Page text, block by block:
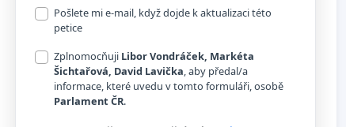
Pošlete mi e-mail, když dojde k aktualizaci této
petice
Zplnomocňuji Libor Vondráček, Markéta
Šichtařová, David Lavička, aby předal/a
informace, které uvedu v tomto formuláři, osobě
Parlament ČR.